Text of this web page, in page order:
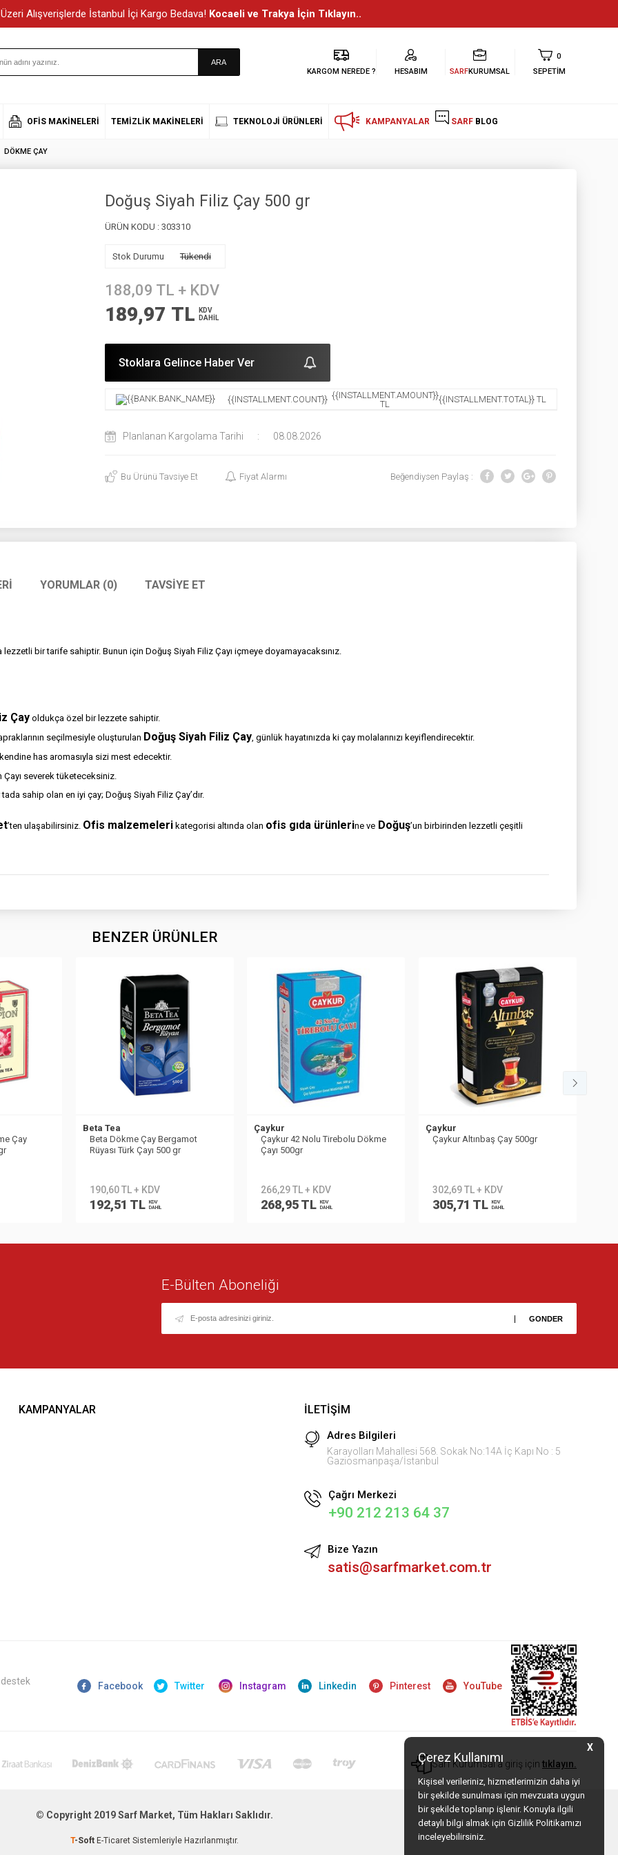
X
Çerez Kullanımı
Kişisel verileriniz, hizmetlerimizin daha iyi
bir şekilde sunulması için mevzuata uygun
bir şekilde toplanıp işlenir. Konuyla ilgili
detaylı bilgi almak için Gizlilik Politikamızı
inceleyebilirsiniz.
Alışverişlerde İstanbul İçi Kargo Bedava! Kocaeli ve Trakya İçin Tıklayın..
KARGOM NEREDE ? HESABIM SARFKURUMSAL
0
SEPETIM
OFIS MAKINELERI TEMIZLIK MAKINELERI TEKNOLOJI ÜRÜNLERI KAMPANYALAR SARF BLOG
DÖKME ÇAY
Doğuş Siyah Filiz Çay 500 gr
ÜRÜN KODU : 303310
Stok Durumu Tükendi
188,09 TL + KDV
189,97 TL
KDV
DAHİL
Stoklara Gelince Haber Ver
{{INSTALLMENT.COUNT}} {{INSTALLMENT.AMOUNT}}
TL
{{INSTALLMENT.TOTAL}} TL
Planlanan Kargolama Tarihi : 08.08.2026
Bu Ürünü Tavsiye Et Fiyat Alarmı Beğendiysen Paylaş :
YORUMLAR (0) TAVSIYE ET
bir tarife sahiptir. Bunun için Doğuş Siyah Filiz Çayı içmeye doyamayacaksınız.
Çay oldukça özel bir lezzete sahiptir.
seçilmesiyle oluşturulan Doğuş Siyah Filiz Çay, günlük hayatınızda ki çay molalarınızı keyiflendirecektir.
has aromasıyla sizi mest edecektir.
severek tüketeceksiniz.
sahip olan en iyi çay; Doğuş Siyah Filiz Çay’dır.
’ten ulaşabilirsiniz. Ofis malzemeleri kategorisi altında olan ofis gıda ürünlerine ve Doğuş’un birbirinden lezzetli çeşitli
BENZER ÜRÜNLER
Çay
Beta Tea
Beta Dökme Çay Bergamot
Rüyası Türk Çayı 500 gr
190,60 TL + KDV
192,51 TL
KDV
DAHİL
Çaykur
Çaykur 42 Nolu Tirebolu Dökme
Çayı 500gr
266,29 TL + KDV
268,95 TL
KDV
DAHİL
Çaykur
Çaykur Altınbaş Çay 500gr
302,69 TL + KDV
305,71 TL
KDV
DAHİL
E-Bülten Aboneliği
KAMPANYALAR İLETIŞIM
Adres Bilgileri
Karayolları Mahallesi 568. Sokak No:14A İç Kapı No : 5
Gaziosmanpaşa/İstanbul
Çağrı Merkezi
+90 212 213 64 37
Bize Yazın
satis@sarfmarket.com.tr
Facebook Twitter Instagram Linkedin Pinterest YouTube
Sarf Kurumsal'a giriş için tıklayın.
© Copyright 2019 Sarf Market, Tüm Hakları Saklıdır.
T-Soft E-Ticaret Sistemleriyle Hazırlanmıştır.